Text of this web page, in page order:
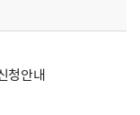
청안내